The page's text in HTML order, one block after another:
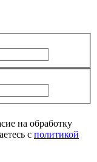
на обработку
с политикой